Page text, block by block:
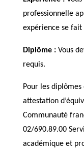
professionnelle
expérience se fait
Diplôme :Vous
requis.
Pour les
attestation
Communauté
02/690.89.00
académique et